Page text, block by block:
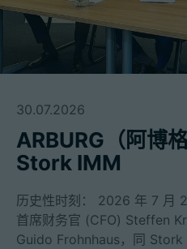
30.07.2026
ARBURG（阿博
Stork IMM
历史性时刻： 2026 年 7 月
首席财务官 (CFO) Steffen
Guido Frohnhaus，同